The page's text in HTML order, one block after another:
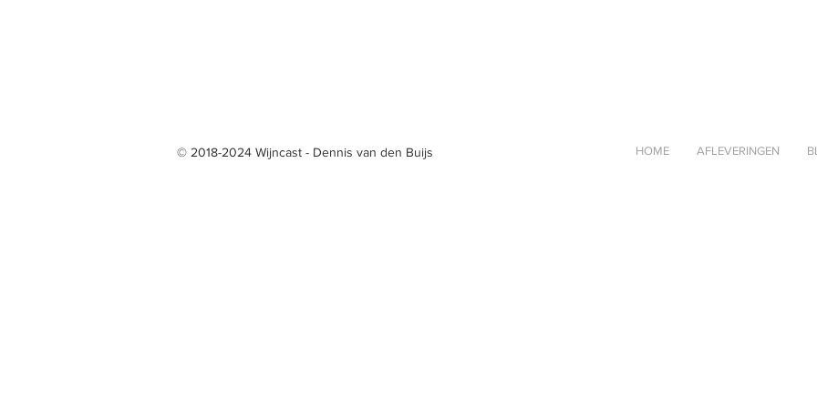
© 2018-2024 Wijncast - Dennis van den Buijs HOME AFLEVERINGEN